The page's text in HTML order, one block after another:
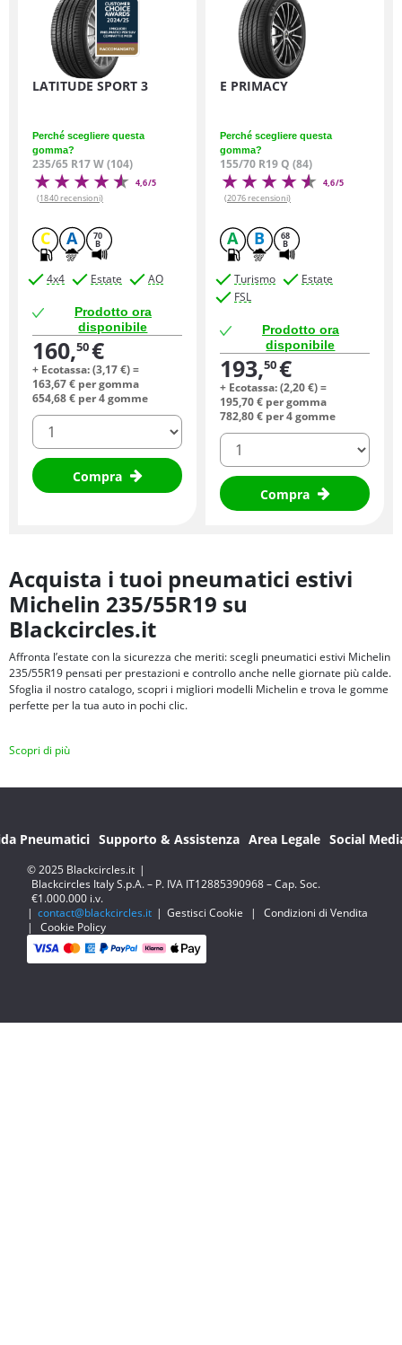
LATITUDE SPORT 3
Perché scegliere questa
gomma?
235/65 R17 W (104)
4,6/5
(1840 recensioni)
C A 70
B
4x4 Estate AO
Prodotto ora
disponibile
160,50€
+ Ecotassa: (3,17€) =
163,67€ per gomma
654,68€ per 4 gomme
quantità
Compra
E PRIMACY
Perché scegliere questa
gomma?
155/70 R19 Q (84)
4,6/5
(2076 recensioni)
A B 68
B
Turismo
Estate
FSL
Prodotto ora
disponibile
193,50€
+ Ecotassa: (2,20€) =
195,70€ per gomma
782,80€ per 4 gomme
quantità
Compra
Acquista i tuoi pneumatici estivi
Michelin 235/55R19 su
Blackcircles.it
Affronta l’estate con la sicurezza che meriti: scegli pneumatici estivi Michelin
235/55R19 pensati per prestazioni e controllo anche nelle giornate più calde.
Sfoglia il nostro catalogo, scopri i migliori modelli Michelin e trova le gomme
perfette per la tua auto in pochi clic.
Scopri di più
Pneumatici Supporto & Assistenza Area Legale Social
© 2025 Blackcircles.it |
Blackcircles Italy S.p.A. – P. IVA IT12885390968 – Cap. Soc.
€1.000.000 i.v.
| contact@blackcircles.it | Gestisci Cookie |
Condizioni di Vendita
|
Cookie Policy